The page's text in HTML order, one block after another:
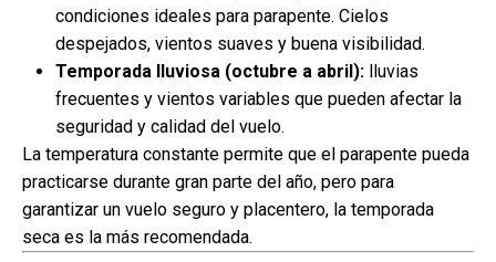
condiciones ideales para parapente. Cielos
despejados, vientos suaves y buena visibilidad.
Temporada lluviosa (octubre a abril): lluvias
frecuentes y vientos variables que pueden afectar la
seguridad y calidad del vuelo.
La temperatura constante permite que el parapente pueda
practicarse durante gran parte del año, pero para
garantizar un vuelo seguro y placentero, la temporada
seca es la más recomendada.